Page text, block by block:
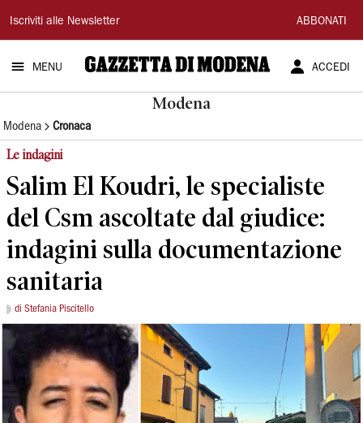
Gazzetta
di
Modena
Iscriviti alle Newsletter ABBONATI
MENU ACCEDI
Modena
Modena Cronaca
Le indagini
Salim El Koudri, le specialiste
del Csm ascoltate dal giudice:
indagini sulla documentazione
sanitaria
di Stefania Piscitello